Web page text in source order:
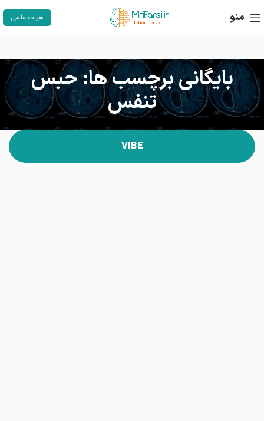
منو هیات علمی
بایگانی برچسب ها: حبس
تنفس
VIBE